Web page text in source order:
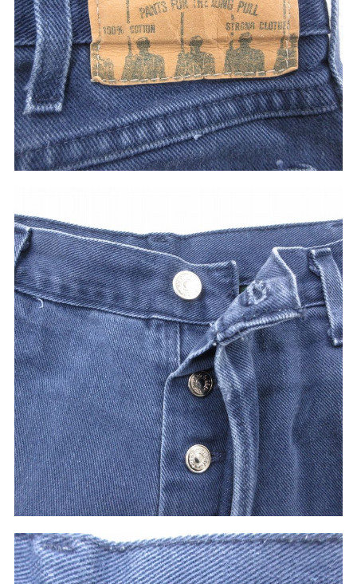
60年代 50年代 40年代
すべての年代を見る
週刊ラッシュアウト新聞
メディア・イベント情報
Youtube 古着屋Rush Out チャンネル
スタッフコーディネート
ご利用案内
お客様の声
レビュー1万件突破
お気に入りリスト
会員登録
メルマガ登録
会社概要
店舗一覧
古着卸売
特定商取引法に基づく表示